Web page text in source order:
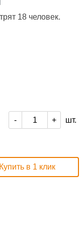
18 человек.
- + шт.
Купить в 1 клик